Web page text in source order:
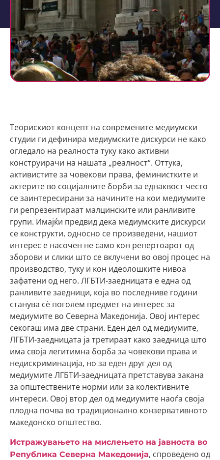
Теорискиот концепт на современите медиумски
студии ги дефинира медиумските дискурси не како
огледало на реалноста туку како активни
конструирачи на нашата „реалност“. Оттука,
активистите за човекови права, феминистките и
актерите во социјалните борби за еднаквост често
се заинтересирани за начините на кои медиумите
ги репрезентираат малцинските или ранливите
групи. Имајќи предвид дека медиумските дискурси
се конструкти, односно се произведени, нашиот
интерес е насочен не само кон репертоарот од
зборови и слики што се вклучени во овој процес на
производство, туку и кон идеолошките нивоа
зафатени од него. ЛГБТИ-заедницата е една од
ранливите заедници, која во последниве години
станува сè поголем предмет на интерес за
медиумите во Северна Македонија. Овој интерес
секогаш има две страни. Еден дел од медиумите,
ЛГБТИ-заедницата ја третираат како заедница што
има своја легитимна борба за човекови права и
недискриминација, но за еден друг дел од
медиумите ЛГБТИ-заедницата претставува закана
за општествените норми или за колективните
интереси. Овој втор дел од медиумите наоѓа своја
плодна почва во традиционално конзервативното
македонско општество.
Истражувањето на мислењето на јавноста во
Република Северна Македонија, спроведено од